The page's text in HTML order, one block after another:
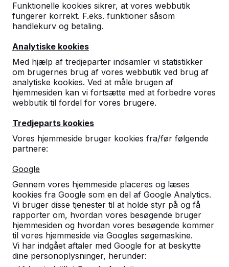
Funktionelle kookies sikrer, at vores webbutik
fungerer korrekt. F.eks. funktioner såsom
handlekurv og betaling.
Analytiske kookies
Med hjælp af tredjeparter indsamler vi statistikker
om brugernes brug af vores webbutik ved brug af
analytiske kookies. Ved at måle brugen af
hjemmesiden kan vi fortsætte med at forbedre vores
webbutik til fordel for vores brugere.
Tredjeparts kookies
Vores hjemmeside bruger kookies fra/før følgende
partnere:
Google
Gennem vores hjemmeside placeres og læses
kookies fra Google som en del af Google Analytics.
Vi bruger disse tjenester til at holde styr på og få
rapporter om, hvordan vores besøgende bruger
hjemmesiden og hvordan vores besøgende kommer
til vores hjemmeside via Googles søgemaskine.
Vi har indgået aftaler med Google for at beskytte
dine personoplysninger, herunder:
HeBlad Danmark
Diamantweg 22
5527 LC Hapert
+31 (0)497 - 36.08.08
info@HeBlad.dk
Kategorier
Øvrige